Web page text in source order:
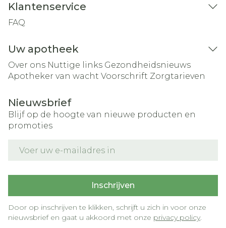
Klantenservice
FAQ
Uw apotheek
Over ons Nuttige links Gezondheidsnieuws
Apotheker van wacht Voorschrift Zorgtarieven
Nieuwsbrief
Blijf op de hoogte van nieuwe producten en
promoties
Inschrijven
Door op inschrijven te klikken, schrijft u zich in voor onze
nieuwsbrief en gaat u akkoord met onze privacy policy.